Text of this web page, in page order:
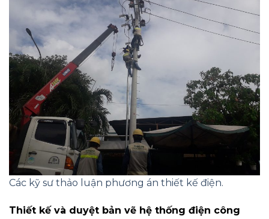
Các kỹ sư thảo luận phương án thiết kế điện.
Thiết kế và duyệt bản vẽ hệ thống điện công